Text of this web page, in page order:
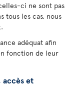
ci ne sont pas
tous les cas, nous
adéquat afin
fonction de leur
accès et